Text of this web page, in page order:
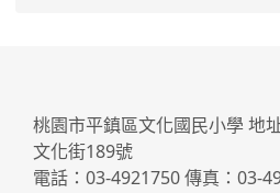
桃園市平鎮區文化國民小學 地
文化街189號
電話：03-4921750 傳真：03-